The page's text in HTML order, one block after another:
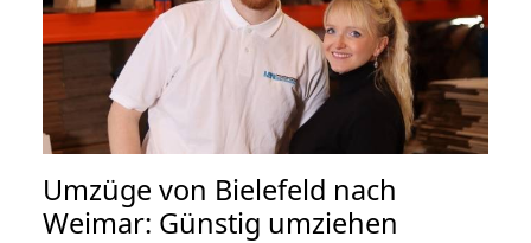
Umzüge von Bielefeld nach
Weimar: Günstig umziehen